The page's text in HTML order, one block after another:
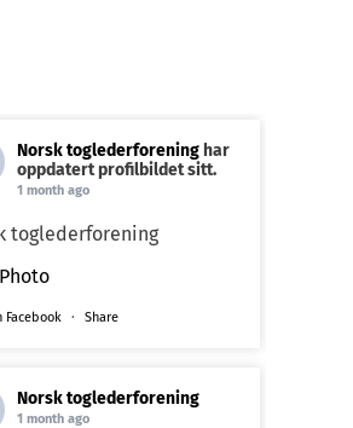
Norsk toglederforening har
oppdatert profilbildet sitt.
1 month ago
toglederforening
Photo
Facebook · Share
Norsk toglederforening
1 month ago